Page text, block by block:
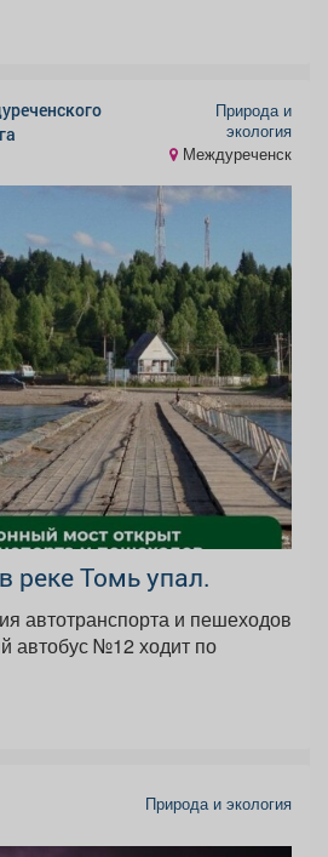
Природа и
экология
Междуреченск
реке Томь упал.
автотранспорта и пешеходов
автобус №12 ходит по
Природа и экология